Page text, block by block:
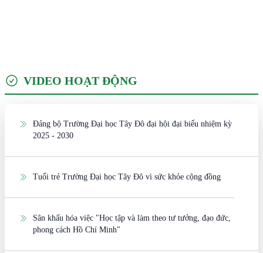
VIDEO HOẠT ĐỘNG
Đảng bộ Trường Đại học Tây Đô đại hội đại biểu nhiệm kỳ
2025 - 2030
Tuổi trẻ Trường Đại học Tây Đô vì sức khỏe cộng đồng
Sân khấu hóa việc "Học tập và làm theo tư tưởng, đạo đức,
phong cách Hồ Chí Minh"